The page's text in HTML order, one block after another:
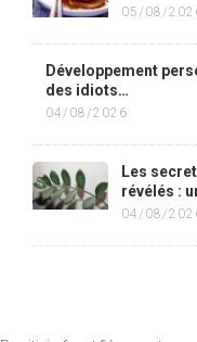
05/08/
Développement
des idiots…
04/08/2026
Les
révélés :
04/08/